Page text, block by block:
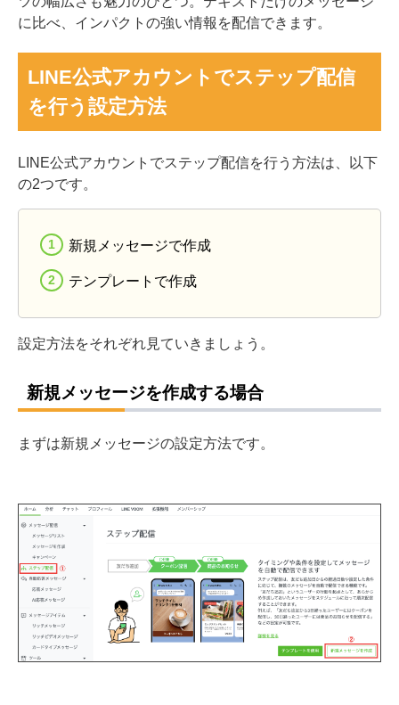
に比べ、インパクトの強い情報を配信できます。
LINE公式アカウントでステップ配信
を行う設定方法
LINE公式アカウントでステップ配信を行う方法は、以下
の2つです。
新規メッセージで作成
テンプレートで作成
設定方法をそれぞれ見ていきましょう。
新規メッセージを作成する場合
まずは新規メッセージの設定方法です。